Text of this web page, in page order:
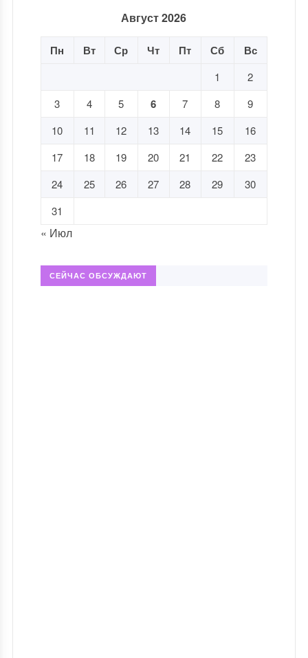
Август 2026
Пн Вт Ср Чт Пт Сб Вс
1
2
3
4 5 6 7 8
9
10
11 12 13 14 15
16
17
18 19 20 21 22
23
24
25 26 27 28 29
30
31
« Июл
СЕЙЧАС ОБСУЖДАЮТ